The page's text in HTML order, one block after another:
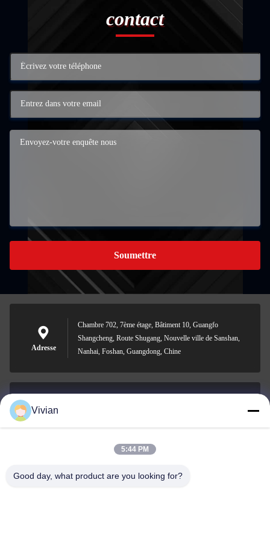
contact
Soumettre
Adresse
Chambre 702, 7ème étage, Bâtiment 10, Guangfo
Shangcheng, Route Shugang, Nouvelle ville de Sanshan,
Nanhai, Foshan, Guangdong, Chine
0086-158-1879-0524
Vivian
5:44 PM
Good day, what product are you looking for?